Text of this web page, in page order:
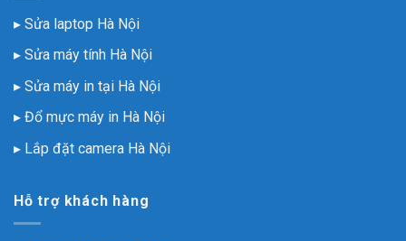
▸ Sửa laptop Hà Nội
▸ Sửa máy tính Hà Nội
▸ Sửa máy in tại Hà Nội
▸ Đổ mực máy in Hà Nội
▸ Lắp đặt camera Hà Nội
Hỗ trợ khách hàng